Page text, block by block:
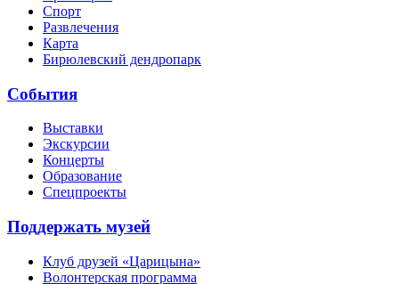
Спорт
Развлечения
Карта
Бирюлевский дендропарк
События
Выставки
Экскурсии
Концерты
Образование
Спецпроекты
Поддержать музей
Клуб друзей «Царицына»
Волонтерская программа